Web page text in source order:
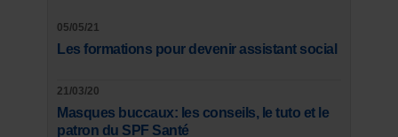
05/05/21
Les formations pour devenir assistant social
21/03/20
Masques buccaux: les conseils, le tuto et le
patron du SPF Santé